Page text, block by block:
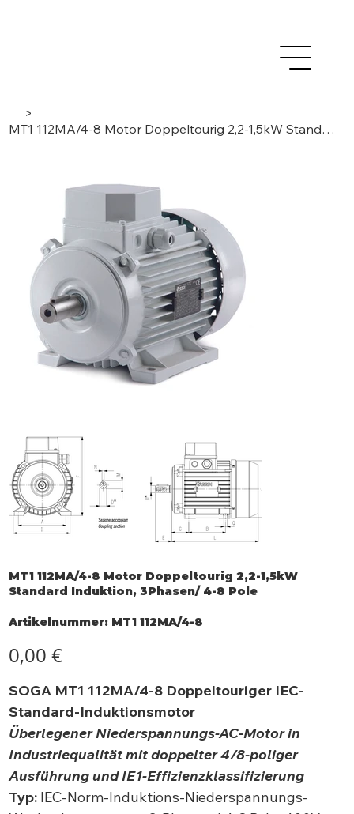
>
MT1 112MA/4-8 Motor Doppeltourig 2,2-1,5kW Standard Induktion, 3Phasen/ 4-8 Pole
MT1 112MA/4-8 Motor Doppeltourig 2,2-1,5kW
Standard Induktion, 3Phasen/ 4-8 Pole
Artikelnummer: Artikelnummer:
MT1
MT1 112MA/4-8
0,00 €
SOGA MT1 112MA/4-8 Doppeltouriger IEC-
Standard-Induktionsmotor
Überlegener Niederspannungs-AC-Motor in
Industriequalität mit doppelter 4/8-poliger
Ausführung und IE1-Effizienzklassifizierung
Typ:IEC-Norm-Induktions-Niederspannungs-